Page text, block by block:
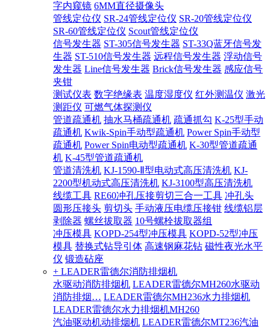
字内窥镜 6MM直径摄像头
管线定位仪 SR-24管线定位仪 SR-20管线定位仪
SR-60管线定位仪 Scout管线定位仪
信号发生器 ST-305信号发生器 ST-33Q蓝牙信号发
生器 ST-510信号发生器 远程信号发生器 浮动信号
发生器 Line信号发生器 Brick信号发生器 感应信号
夹钳
测试仪表 数字绝缘表 温度湿度仪 红外测温仪 激光
测距仪 可燃气体探测仪
管道疏通机 抽水马桶疏通机 疏通抓勾 K-25型手动
疏通机 Kwik-Spin手动型疏通机 Power Spin手动型
疏通机 Power Spin电动型疏通机 K-30型管道疏通
机 K-45型管道疏通机
管道清洗机 KJ-1590-Ⅱ型电动式高压清洗机 KJ-
2200型机动式高压清洗机 KJ-3100型高压清洗机
线缆工具 RE60冲孔压接剪切三合一工具 冲孔头
圆形压接头 剪切头 手动液压电缆压接钳 线缆铝层
剥除器 螺丝拔取器 10号螺栓拔取器组
冲压模具 KOPD-254型冲压模具 KOPD-52型冲压
模具 替换式钻导引体 高速钢麻花钻 磁性夜光水平
仪 锻造砧座
+ LEADER雷德尔消防排烟机
水驱动消防排烟机 LEADER雷德尔MH260水驱动
消防排烟… LEADER雷德尔MH236水力排烟机
LEADER雷德尔水力排烟机MH260
汽油驱动机动排烟机 LEADER雷德尔MT236汽油